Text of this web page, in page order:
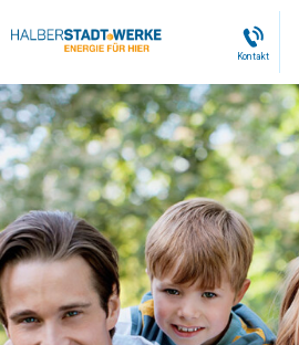
Kontakt